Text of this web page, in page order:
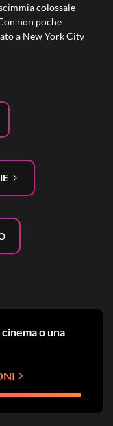
o una
colossale
non poche
a New York City